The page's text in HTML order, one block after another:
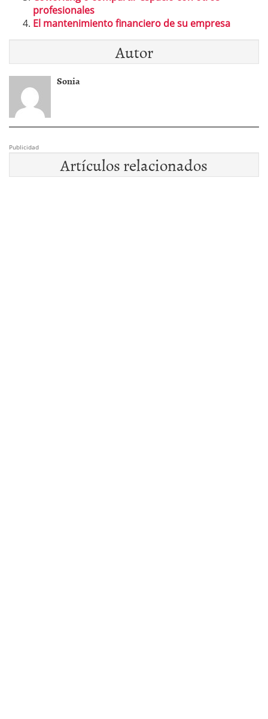
profesionales
El mantenimiento financiero de su empresa
Autor
Sonia
Publicidad
Artículos relacionados